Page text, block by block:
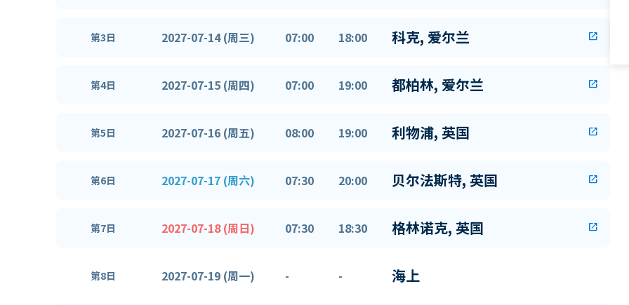
第3日 2027-07-14 (周三) 07:00 18:00 科克, 爱尔兰 open_in_new
第4日 2027-07-15 (周四) 07:00 19:00 都柏林, 爱尔兰 open_in_new
第5日 2027-07-16 (周五) 08:00 19:00 利物浦, 英国 open_in_new
第6日 2027-07-17 (周六) 07:30 20:00 贝尔法斯特, 英国 open_in_new
第7日 2027-07-18 (周日) 07:30 18:30 格林诺克, 英国 open_in_new
第8日 2027-07-19 (周一) - - 海上